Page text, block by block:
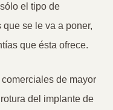
el tipo de
se le va a poner,
que ésta ofrece.
de mayor
del implante de